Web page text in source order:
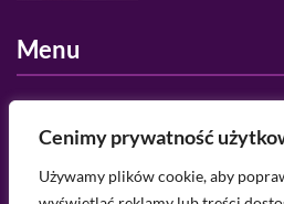
Cenimy prywatność
Używamy plików cookie, aby
Menu
Regulamin serwisu